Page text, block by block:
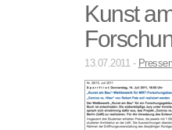
Kunst
13.07.2011 -